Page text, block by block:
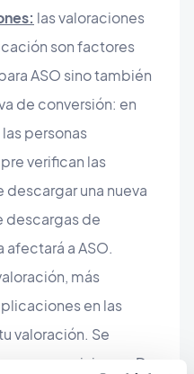
las valoraciones
son factores
ASO sino también
de conversión: en
personas
verifican las
una nueva
descargas de
a ASO.
más
en las
valoración. Se
a esas opiniones. De